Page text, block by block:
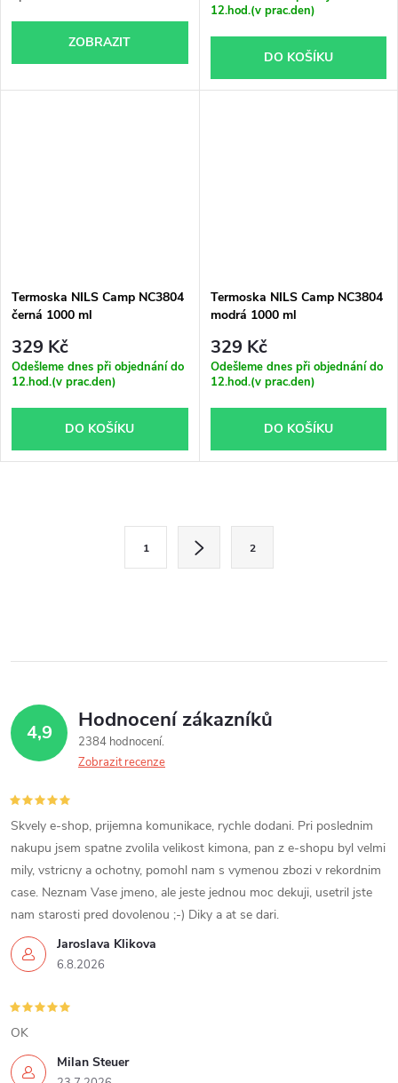
ZOBRAZIT
12.hod.(v prac.den)
DO KOŠÍKU
Termoska NILS Camp NC3804
černá 1000 ml
329 Kč
Odešleme dnes při objednání do
12.hod.(v prac.den)
DO KOŠÍKU
Termoska NILS Camp NC3804
modrá 1000 ml
329 Kč
Odešleme dnes při objednání do
12.hod.(v prac.den)
DO KOŠÍKU
d
c
í
p
r
v
k
y
v
ý
p
k
v
á
n
1 2
4,9 Hodnocení zákazníků
2384 hodnocení
Zobrazit recenze
Jaroslava Klikova
6.8.2026
Skvely e-shop, prijemna komunikace, rychle dodani. Pri poslednim
nakupu jsem spatne zvolila velikost kimona, pan z e-shopu byl velmi
mily, vstricny a ochotny, pomohl nam s vymenou zbozi v rekordnim
case. Neznam Vase jmeno, ale jeste jednou moc dekuji, usetril jste
nam starosti pred dovolenou ;-) Diky a at se dari.
Milan Steuer
OK